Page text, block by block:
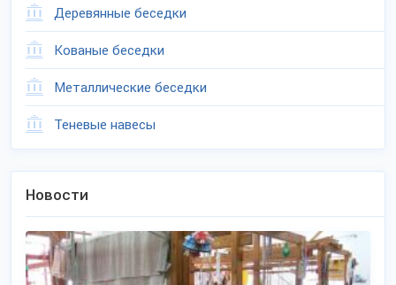
Деревянные беседки
Кованые беседки
Металлические беседки
Теневые навесы
Новости